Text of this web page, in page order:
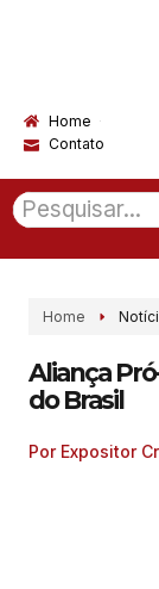
Home
Contato
Home
Aliança
do Brasil
Por Expositor